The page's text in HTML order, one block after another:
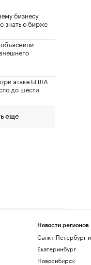
бизнесу
знать о бирже
атаке БПЛА
до шести
еще
Новости регионов
Санкт-Петербург
Екатеринбург
Новосибирск